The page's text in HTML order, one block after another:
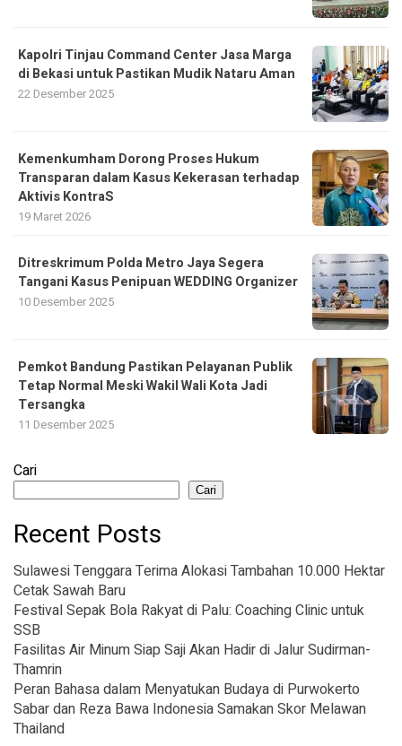
Kapolri Tinjau Command Center Jasa Marga
di Bekasi untuk Pastikan Mudik Nataru Aman
22 Desember 2025
Kemenkumham Dorong Proses Hukum
Transparan dalam Kasus Kekerasan terhadap
Aktivis KontraS
19 Maret 2026
Ditreskrimum Polda Metro Jaya Segera
Tangani Kasus Penipuan WEDDING Organizer
10 Desember 2025
Pemkot Bandung Pastikan Pelayanan Publik
Tetap Normal Meski Wakil Wali Kota Jadi
Tersangka
11 Desember 2025
Cari
Cari
Recent Posts
Sulawesi Tenggara Terima Alokasi Tambahan 10.000 Hektar
Cetak Sawah Baru
Festival Sepak Bola Rakyat di Palu: Coaching Clinic untuk
SSB
Fasilitas Air Minum Siap Saji Akan Hadir di Jalur Sudirman-
Thamrin
Peran Bahasa dalam Menyatukan Budaya di Purwokerto
Sabar dan Reza Bawa Indonesia Samakan Skor Melawan
Thailand